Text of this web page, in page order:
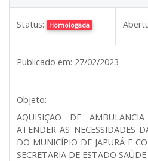
Status: Homologada
Publicado em: 27/02/2023
Objeto:
AQUISIÇÃO DE
ATENDER AS NECESSIDADES
DO MUNICÍPIO DE JAPURÁ E
SECRETARIA DE ESTADO